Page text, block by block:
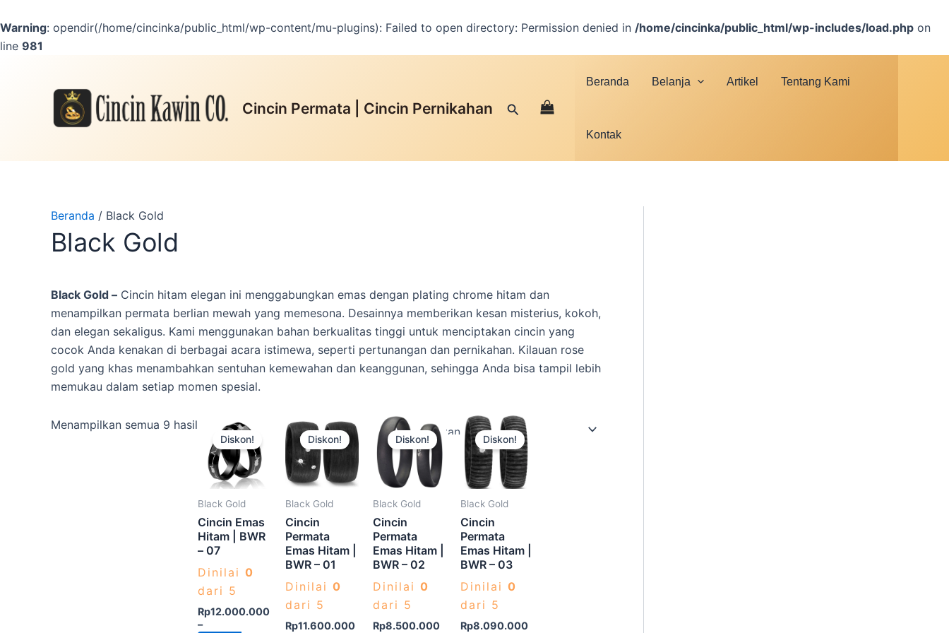
Warning: opendir(/home/cincinka/public_html/wp-content/mu-plugins): Failed to open directory: Permission denied in /home/cincinka/public_html/wp-includes/load.php on
line 981
ke
konten
Cincin Permata | Cincin Pernikahan Cari
Beranda Belanja Artikel Tentang Kami
Kontak
Beranda / Black Gold
Black Gold
Black Gold – Cincin hitam elegan ini menggabungkan emas dengan plating chrome hitam dan
menampilkan permata berlian mewah yang memesona. Desainnya memberikan kesan misterius, kokoh,
dan elegan sekaligus. Kami menggunakan bahan berkualitas tinggi untuk menciptakan cincin yang
cocok Anda kenakan di berbagai acara istimewa, seperti pertunangan dan pernikahan. Kilauan rose
gold yang khas menambahkan sentuhan kemewahan dan keanggunan, sehingga Anda bisa tampil lebih
memukau dalam setiap momen spesial.
Menampilkan semua 9 hasil
Diskon!
Black Gold
Cincin Emas
Hitam | BWR
– 07
Dinilai 0
dari 5
Rp12.000.000
–
Produk
ini
memiliki
beberapa
varian.
ini
diambil
halaman
Diskon!
Black Gold
Cincin
Permata
Emas Hitam |
BWR – 01
Dinilai 0
dari 5
Rp11.600.000
Produk
ini
memiliki
beberapa
varian.
ini
dapat
diambil
di
halaman
produk
Diskon!
Black Gold
Cincin
Permata
Emas Hitam |
BWR – 02
Dinilai 0
dari 5
Rp8.500.000
Produk
ini
memiliki
beberapa
varian.
ini
dapat
diambil
di
halaman
produk
Diskon!
Black Gold
Cincin
Permata
Emas Hitam |
BWR – 03
Dinilai 0
dari 5
Rp8.090.000
Produk
ini
memiliki
beberapa
varian.
ini
dapat
diambil
di
produk
Facebook
Instagram
YouTube
WhatsApp
Google
TikTok